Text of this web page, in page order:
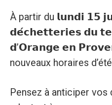
À partir du 𝗹𝘂𝗻𝗱𝗶 𝟭𝟱
𝗱𝗲́𝗰𝗵𝗲𝘁𝘁𝗲𝗿𝗶𝗲𝘀 𝗱𝘂
𝗱’𝗢𝗿𝗮𝗻𝗴𝗲 𝗲𝗻
nouveaux horaires
Pensez à anticiper vos